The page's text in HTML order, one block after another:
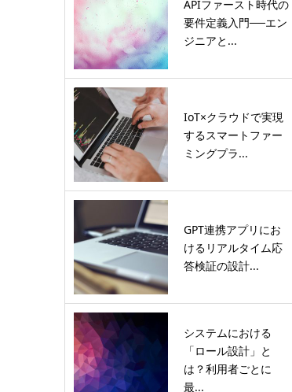
APIファースト時代の
要件定義入門──エン
ジニアと...
IoT×クラウドで実現
するスマートファー
ミングプラ...
GPT連携アプリにお
けるリアルタイム応
答検証の設計...
システムにおける
「ロール設計」と
は？利用者ごとに
最...